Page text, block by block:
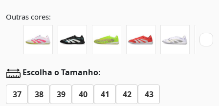
Outras cores:
Escolha o Tamanho:
37 38 39 40 41 42 43